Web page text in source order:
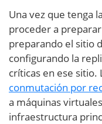
Una vez que tenga
proceder a
preparando el sitio
configurando la
críticas en ese sitio.
conmutación por
a máquinas
infraestructura